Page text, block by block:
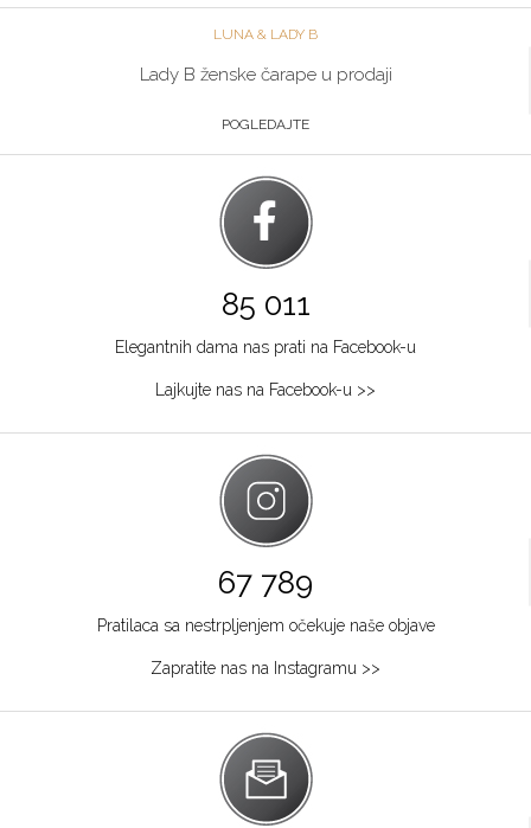
LUNA & LADY B
Lady B ženske čarape u prodaji
POGLEDAJTE
85 011
Elegantnih dama nas prati na Facebook-u
Lajkujte nas na Facebook-u >>
67 789
Pratilaca sa nestrpljenjem očekuje naše objave
Zapratite nas na Instagramu >>